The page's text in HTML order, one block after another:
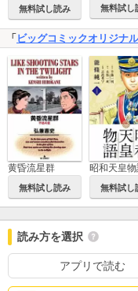
無料試し読み 無料試し
「 ビッグコミックオリジナル
黄昏流星群
無料試し読み
昭和天皇
無料試し
読み方を選択
アプリで読む